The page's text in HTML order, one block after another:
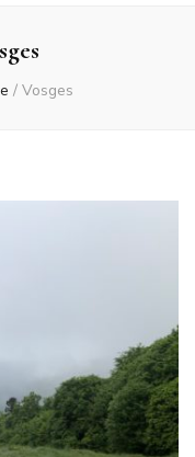
/ Vosges